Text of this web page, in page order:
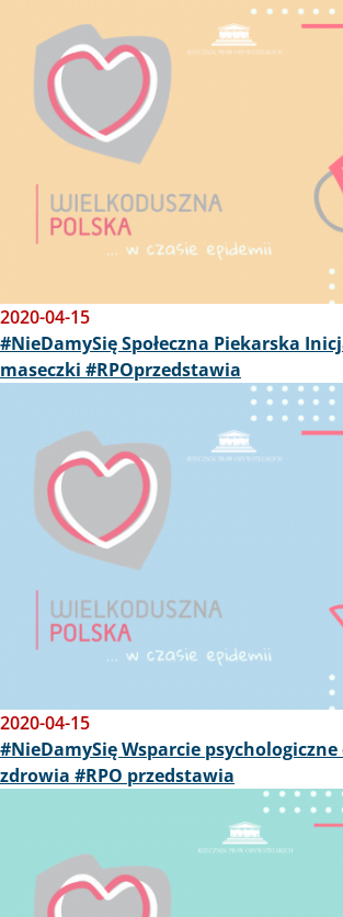
2020-04-15
#NieDamySię Społeczna Piekarska
maseczki #RPOprzedstawia
2020-04-15
#NieDamySię Wsparcie psychologiczne
zdrowia #RPO przedstawia